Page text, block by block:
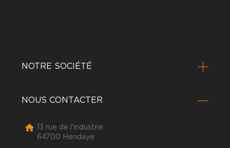
NOTRE SOCIÉTÉ
NOUS CONTACTER

13 rue de l'industrie
64700 Hendaye